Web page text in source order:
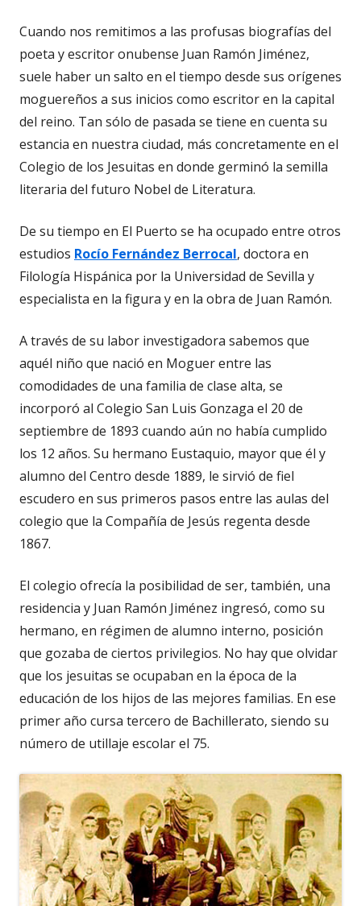
Cuando nos remitimos a las profusas biografías del
poeta y escritor onubense Juan Ramón Jiménez,
suele haber un salto en el tiempo desde sus orígenes
moguereños a sus inicios como escritor en la capital
del reino. Tan sólo de pasada se tiene en cuenta su
estancia en nuestra ciudad, más concretamente en el
Colegio de los Jesuitas en donde germinó la semilla
literaria del futuro Nobel de Literatura.
De su tiempo en El Puerto se ha ocupado entre otros
estudios Rocío Fernández Berrocal, doctora en
Filología Hispánica por la Universidad de Sevilla y
especialista en la figura y en la obra de Juan Ramón.
A través de su labor investigadora sabemos que
aquél niño que nació en Moguer entre las
comodidades de una familia de clase alta, se
incorporó al Colegio San Luis Gonzaga el 20 de
septiembre de 1893 cuando aún no había cumplido
los 12 años. Su hermano Eustaquio, mayor que él y
alumno del Centro desde 1889, le sirvió de fiel
escudero en sus primeros pasos entre las aulas del
colegio que la Compañía de Jesús regenta desde
1867.
El colegio ofrecía la posibilidad de ser, también, una
residencia y Juan Ramón Jiménez ingresó, como su
hermano, en régimen de alumno interno, posición
que gozaba de ciertos privilegios. No hay que olvidar
que los jesuitas se ocupaban en la época de la
educación de los hijos de las mejores familias. En ese
primer año cursa tercero de Bachillerato, siendo su
número de utillaje escolar el 75.